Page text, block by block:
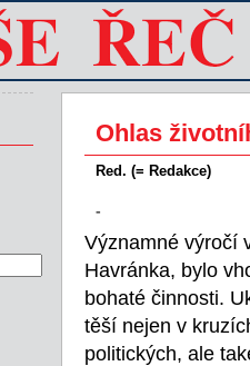
Ohlas
Red. (= Redakce)
-
Významné výročí
Havránka, bylo
bohaté činnosti.
těší nejen v
politických, ale